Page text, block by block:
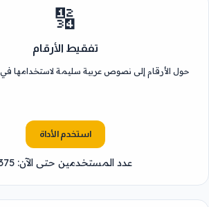
🔢
تفقيط الأرقام
حول الأرقام إلى نصوص عربية سليمة لاستخدامها في
استخدم الأداة
عدد المستخدمين حتى الآن: 375